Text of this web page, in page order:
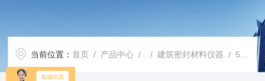
当前位置：首页 / 产品中心 / /建筑密封材料仪器 / 50*30*（10-15）mm建筑密封材料不锈钢基材